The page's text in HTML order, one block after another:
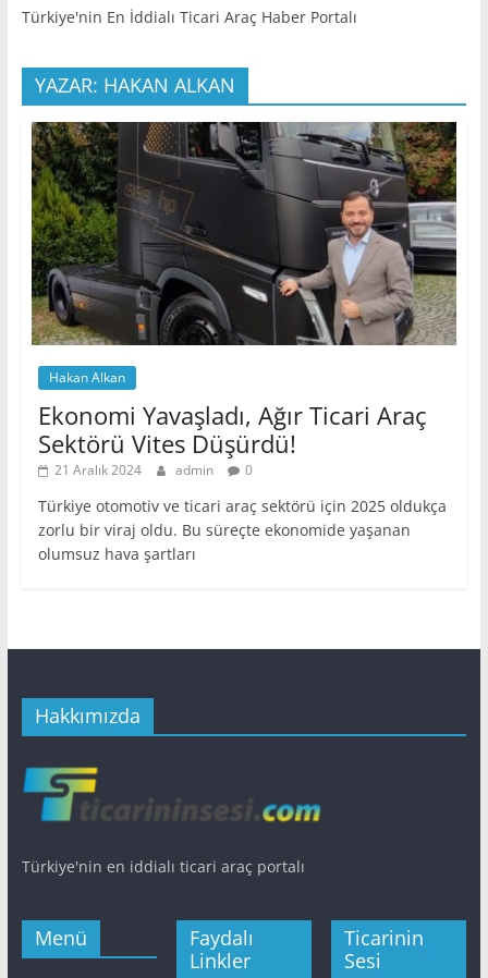
Türkiye'nin En İddialı Ticari Araç Haber Portalı
YAZAR: HAKAN ALKAN
Hakan Alkan
Ekonomi Yavaşladı, Ağır Ticari Araç
Sektörü Vites Düşürdü!
21 Aralık 2024 admin 0
Türkiye otomotiv ve ticari araç sektörü için 2025 oldukça
zorlu bir viraj oldu. Bu süreçte ekonomide yaşanan
olumsuz hava şartları
Hakkımızda
Türkiye'nin en iddialı ticari araç portalı
Menü
Faydalı
Linkler
Ticarinin
Sesi